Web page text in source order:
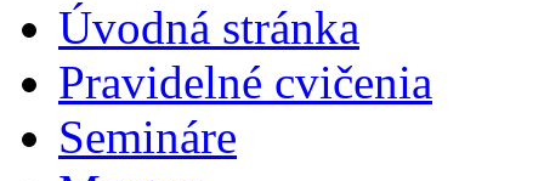
Úvodná stránka
Pravidelné cvičenia
Semináre